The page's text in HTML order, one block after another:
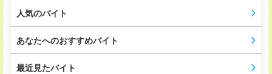
人気のバイト
あなたへのおすすめバイト
最近見たバイト